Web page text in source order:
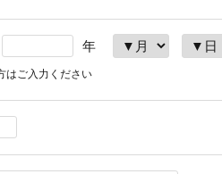
年
はご入力ください